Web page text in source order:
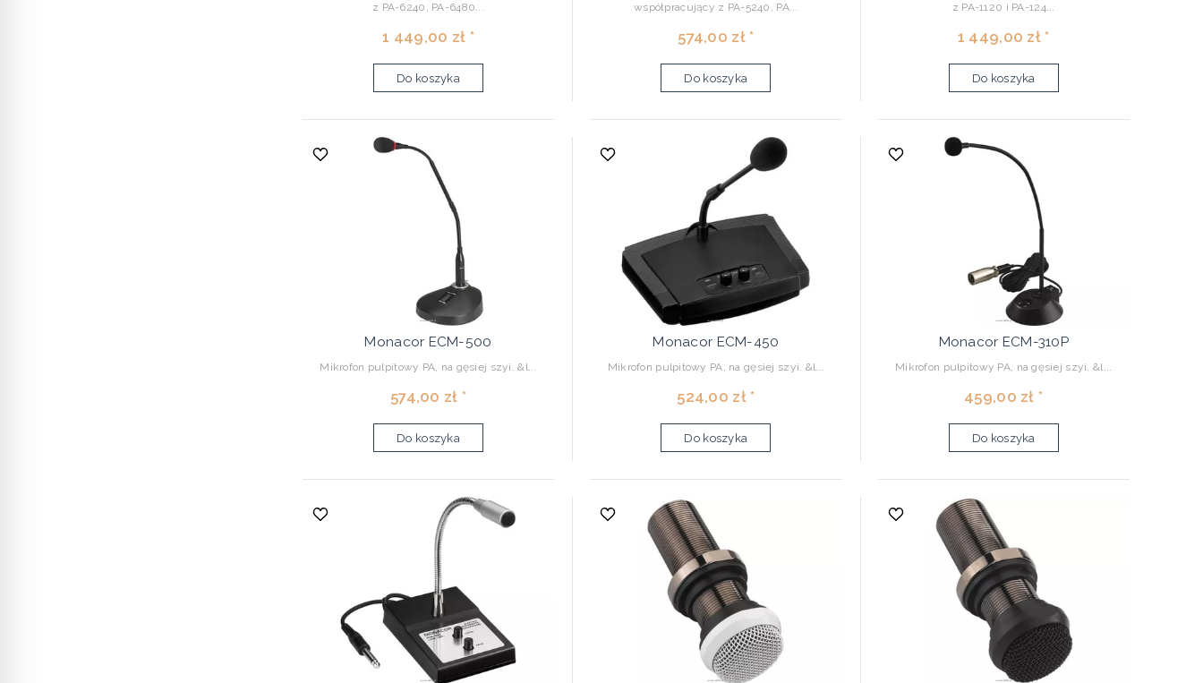
z PA-6240, PA-6480...
1 449,00 zł *
Do koszyka
współpracujący z PA-5240, PA...
574,00 zł *
Do koszyka
z PA-1120 i PA-124...
1 449,00 zł *
Do koszyka
Monacor ECM-500
Mikrofon pulpitowy PA, na gęsiej szyi. &l...
574,00 zł *
Do koszyka
Monacor ECM-450
Mikrofon pulpitowy PA, na gęsiej szyi. &l...
524,00 zł *
Do koszyka
Monacor ECM-310P
Mikrofon pulpitowy PA, na gęsiej szyi. &l...
459,00 zł *
Do koszyka